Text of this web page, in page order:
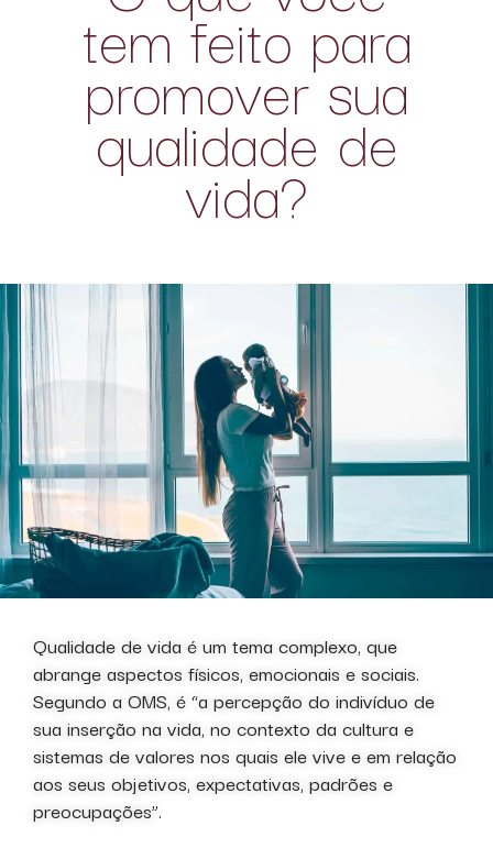
tem feito para
promover sua
qualidade de
vida?
Qualidade de vida é um tema complexo, que
abrange aspectos físicos, emocionais e sociais.
Segundo a OMS, é “a percepção do indivíduo de
sua inserção na vida, no contexto da cultura e
sistemas de valores nos quais ele vive e em relação
aos seus objetivos, expectativas, padrões e
preocupações”.